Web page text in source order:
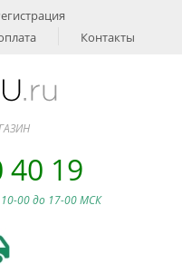
Контакты
40 19
00 до 17-00 МСК